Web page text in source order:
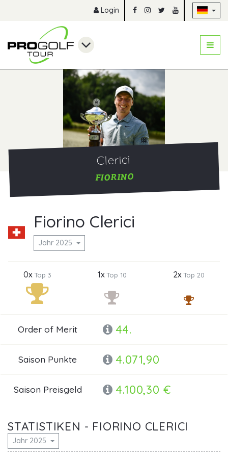
Login
Clerici
FIORINO
Fiorino Clerici
Jahr 2025
0xTop 3 1xTop 10 2xTop 20
Order of Merit 44.
Saison Punkte 4.071,90
Saison Preisgeld 4.100,30 €
STATISTIKEN - FIORINO CLERICI
Jahr 2025